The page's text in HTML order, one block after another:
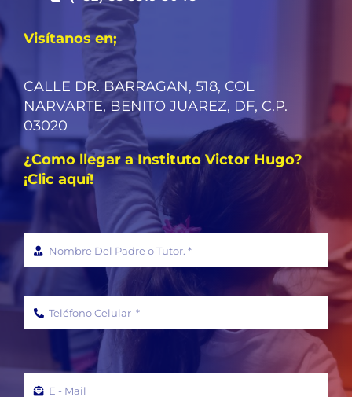
Visítanos en;
CALLE DR. BARRAGAN, 518, COL
NARVARTE, BENITO JUAREZ, DF, C.P.
03020
¿Como llegar a Instituto Victor Hugo?
¡Clic aquí!